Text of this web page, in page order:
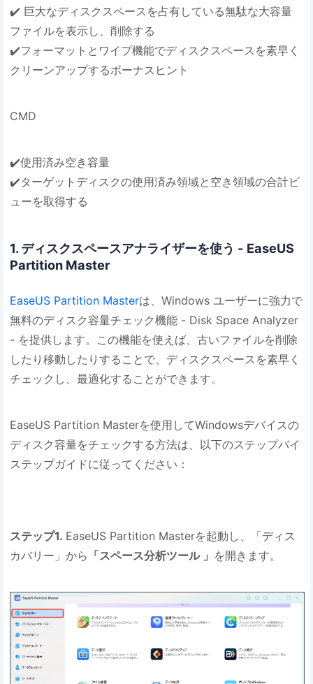
✔️ 巨大なディスクスペースを占有している無駄な大容量
ファイルを表示し、削除する
✔️フォーマットとワイプ機能でディスクスペースを素早く
クリーンアップするボーナスヒント
CMD
✔️使用済み空き容量
✔️ターゲットディスクの使用済み領域と空き領域の合計ビ
ューを取得する
1. ディスクスペースアナライザーを使う - EaseUS
Partition Master
EaseUS Partition Masterは、Windows ユーザーに強力で
無料のディスク容量チェック機能 - Disk Space Analyzer
- を提供します。この機能を使えば、古いファイルを削除
したり移動したりすることで、ディスクスペースを素早く
チェックし、最適化することができます。
EaseUS Partition Masterを使用してWindowsデバイスの
ディスク容量をチェックする方法は、以下のステップバイ
ステップガイドに従ってください：
ステップ1. EaseUS Partition Masterを起動し、「ディス
カバリー」から 「スペース分析ツール 」 を開きます。